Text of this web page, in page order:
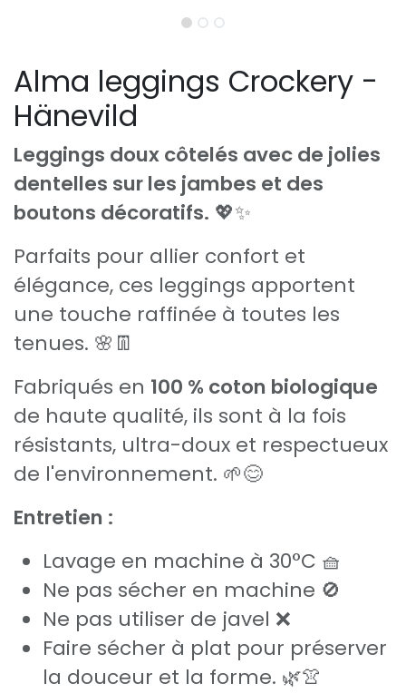
Alma leggings Crockery -
Hänevild
Leggings doux côtelés avec de jolies
dentelles sur les jambes et des
boutons décoratifs. 💖✨
Parfaits pour allier confort et
élégance, ces leggings apportent
une touche raffinée à toutes les
tenues. 🌸👖
Fabriqués en 100 % coton biologique
de haute qualité, ils sont à la fois
résistants, ultra-doux et respectueux
de l'environnement. 🌱😊
Entretien :
Lavage en machine à 30°C 🧺
Ne pas sécher en machine 🚫
Ne pas utiliser de javel ❌
Faire sécher à plat pour préserver
la douceur et la forme. 🌿👚